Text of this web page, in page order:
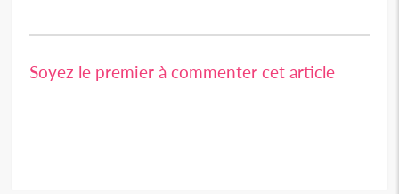
Soyez le premier à commenter cet article